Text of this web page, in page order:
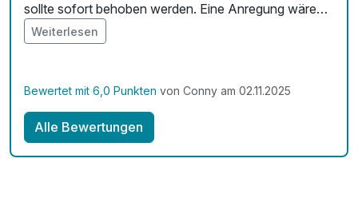
sollte sofort behoben werden. Eine Anregung wäre
ein Code für die Radfahrer, damit Sicherheit
gewährleistet ist.
Weiterlesen
Bewertet mit 6,0 Punkten von Conny am 02.11.2025
Alle Bewertungen